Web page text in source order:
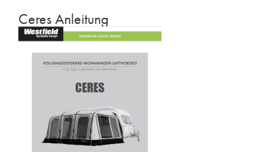
Ceres Anleitung